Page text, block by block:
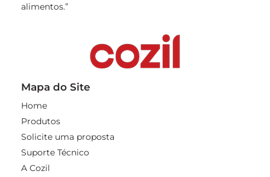
alimentos.”
Mapa do Site
Home
Produtos
Solicite uma proposta
Suporte Técnico
A Cozil